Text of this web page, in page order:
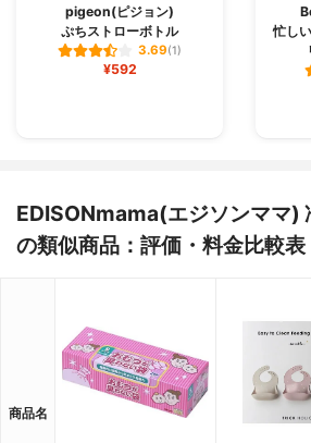
pigeon(ピジョン)
ぷちストローボトル
3.69(1)
¥592
忙し
EDISONmama(エジソンママ)
の類似商品：評価・料金比較表
商品名